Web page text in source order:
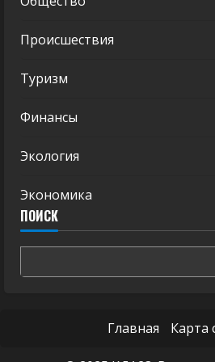
Происшествия
Туризм
Финансы
Экология
Экономика
ПОИСК
Главная Карта